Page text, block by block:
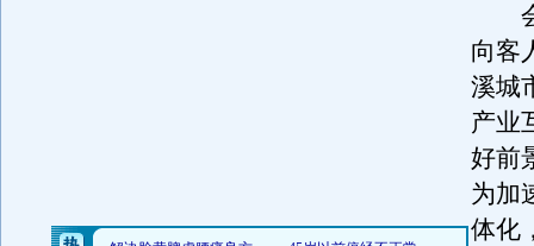
会
向客
溪城
产业
好前
为加
体化